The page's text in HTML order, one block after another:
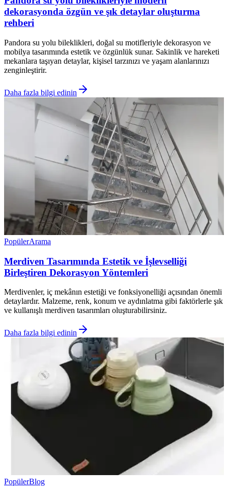
dekorasyonda özgün ve şık detaylar oluşturma
rehberi
Pandora su yolu bileklikleri, doğal su motifleriyle dekorasyon ve
mobilya tasarımında estetik ve özgünlük sunar. Sakinlik ve hareketi
mekanlara taşıyan detaylar, kişisel tarzınızı ve yaşam alanlarınızı
zenginleştirir.
Daha fazla bilgi edinin
PopülerArama
Merdiven Tasarımında Estetik ve İşlevselliği
Birleştiren Dekorasyon Yöntemleri
Merdivenler, iç mekânın estetiği ve fonksiyonelliği açısından önemli
detaylardır. Malzeme, renk, konum ve aydınlatma gibi faktörlerle şık
ve kullanışlı merdiven tasarımları oluşturabilirsiniz.
Daha fazla bilgi edinin
PopülerBlog